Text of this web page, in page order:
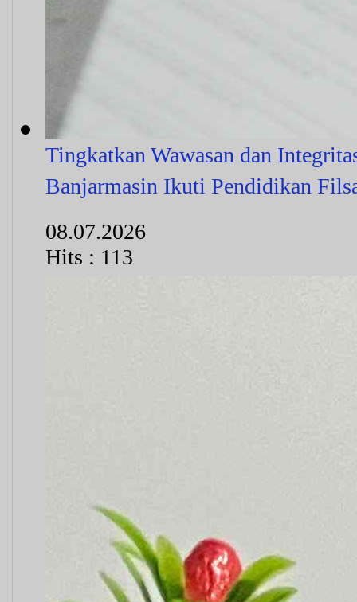
Tingkatkan Wawasan dan
Banjarmasin Ikuti Pendidikan
08.07.2026
Hits : 113